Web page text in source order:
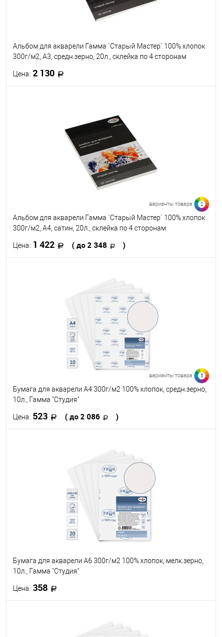
Альбом для акварели Гамма `Старый Мастер` 100% хлопок
300г/м2, А3, средн.зерно, 20л., склейка по 4 сторонам
Цена: 2 130
варианты товара 2
Альбом для акварели Гамма `Старый Мастер` 100% хлопок
300г/м2, А4, сатин, 20л., склейка по 4 сторонам
Цена: 1 422 ( до 2 348 )
В наличии
A3
варианты товара 5
Бумага для акварели А4 300г/м2 100% хлопок, средн.зерно,
10л., Гамма "Студия"
Цена: 523 ( до 2 086 )
В наличии
28 х 38 29.7 х 42 38 х 56
Бумага для акварели А6 300г/м2 100% хлопок, мелк.зерно,
10л., Гамма "Студия"
Цена: 358